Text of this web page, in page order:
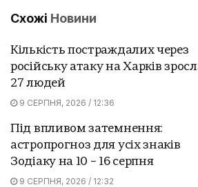
Схожі Новини
Кількість постраждалих через
російську атаку на Харків
27 людей
9 СЕРПНЯ, 2026 / 12:36
Під впливом затемнення:
астропрогноз для усіх знаків
Зодіаку на 10 – 16 серпня
9 СЕРПНЯ, 2026 / 12:32